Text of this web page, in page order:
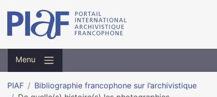
Menu
PIAF
Bibliographie francophone sur l’archivistique